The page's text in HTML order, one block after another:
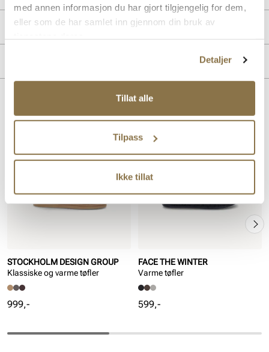
med annen informasjon du har gjort tilgjengelig for dem,
eller som de har samlet inn gjennom din bruk av
Detaljer
Tillat alle
Tilpass
Ikke tillat
Produktdetaljer
STOCKHOLM DESIGN GROUP
Klassiske og varme tøfler
Pris
999,-
FACE THE WINTER
Varme tøfler
Pris
599,-